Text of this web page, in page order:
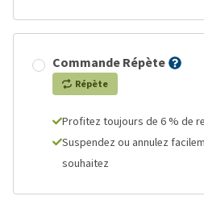
Commande Répète
Répète
Profitez toujours de 6 % de
Suspendez ou annulez
souhaitez